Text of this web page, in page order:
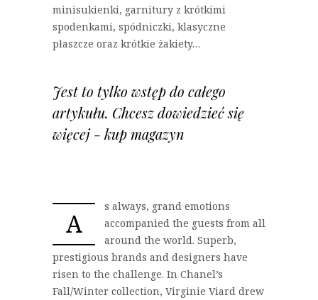
minisukienki, garnitury z krótkimi
spodenkami, spódniczki, klasyczne
płaszcze oraz krótkie żakiety…
Jest to tylko wstęp do całego
artykułu. Chcesz dowiedzieć się
więcej - kup magazyn
A
s always, grand emotions
accompanied the guests from all
around the world. Superb,
prestigious brands and designers have
risen to the challenge. In Chanel’s
Fall/Winter collection, Virginie Viard drew